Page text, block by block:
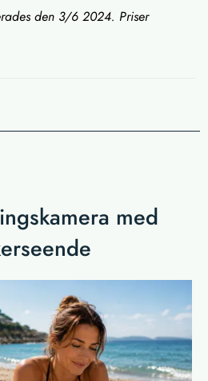
den 3/6 2024. Priser
med